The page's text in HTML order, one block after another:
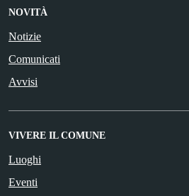
NOVITÀ
Notizie
Comunicati
Avvisi
VIVERE IL COMUNE
Luoghi
Eventi